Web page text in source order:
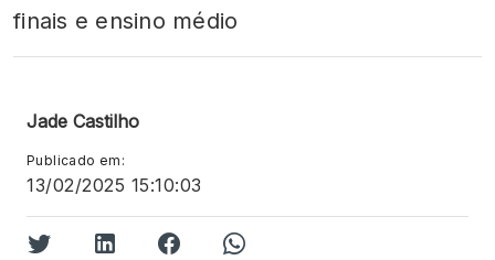
finais e ensino médio
Jade Castilho
Publicado em:
13/02/2025 15:10:03